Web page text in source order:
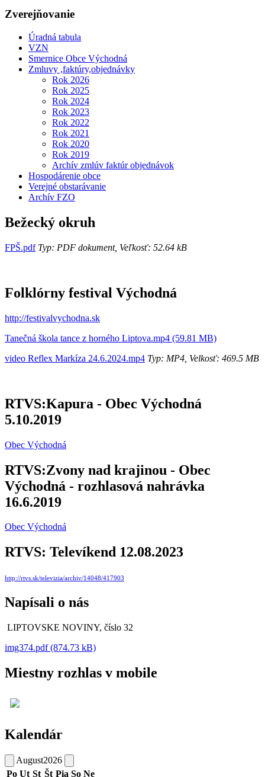
Zverejňovanie
Úradná tabula
VZN
Smernice Obce Východná
Zmluvy ,faktúry,objednávky
Rok 2026
Rok 2025
Rok 2024
Rok 2023
Rok 2022
Rok 2021
Rok 2020
Rok 2019
Archív zmlúv faktúr objednávok
Hospodárenie obce
Verejné obstarávanie
Archív FZO
Bežecký okruh
FPŠ.pdfTyp: PDF dokument, Veľkosť: 52.64 kB
Folklórny festival Východná
http://festivalvychodna.sk
Tanečná škola tance z horného Liptova.mp4 (59.81 MB)
video Reflex Markíza 24.6.2024.mp4 Typ: MP4, Velkosť: 469.5 MB
RTVS:Kapura - Obec Východná
5.10.2019
Obec Východná
RTVS:Zvony nad krajinou - Obec
Východná - rozhlasová nahrávka
16.6.2019
Obec Východná
RTVS: Televíkend 12.08.2023
http://rtvs.sk/televizia/archiv/14048/417903
Napísali o nás
LIPTOVSKE NOVINY, číslo 32
img374.pdf (874.73 kB)
Miestny rozhlas v mobile
Kalendár
August2026
Po Ut St Št Pia So Ne